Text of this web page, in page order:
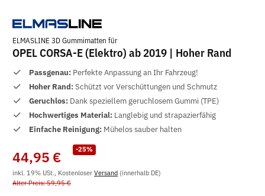
ELMASLINE 3D Gummimatten für
OPEL CORSA-E (Elektro) ab 2019 | Hoher Rand
Passgenau: Perfekte Anpassung an Ihr Fahrzeug!
Hoher Rand:Schützt vor Verschüttungen und Schmutz
Geruchlos: Dank speziellem geruchlosem Gummi (TPE)
Hochwertiges Material: Langlebig und strapazierfähig
Einfache Reinigung: Mühelos sauber halten
-25%
44,95 €
inkl. 19% USt., Kostenloser Versand (innerhalb DE)
Alter Preis: 59,95 €